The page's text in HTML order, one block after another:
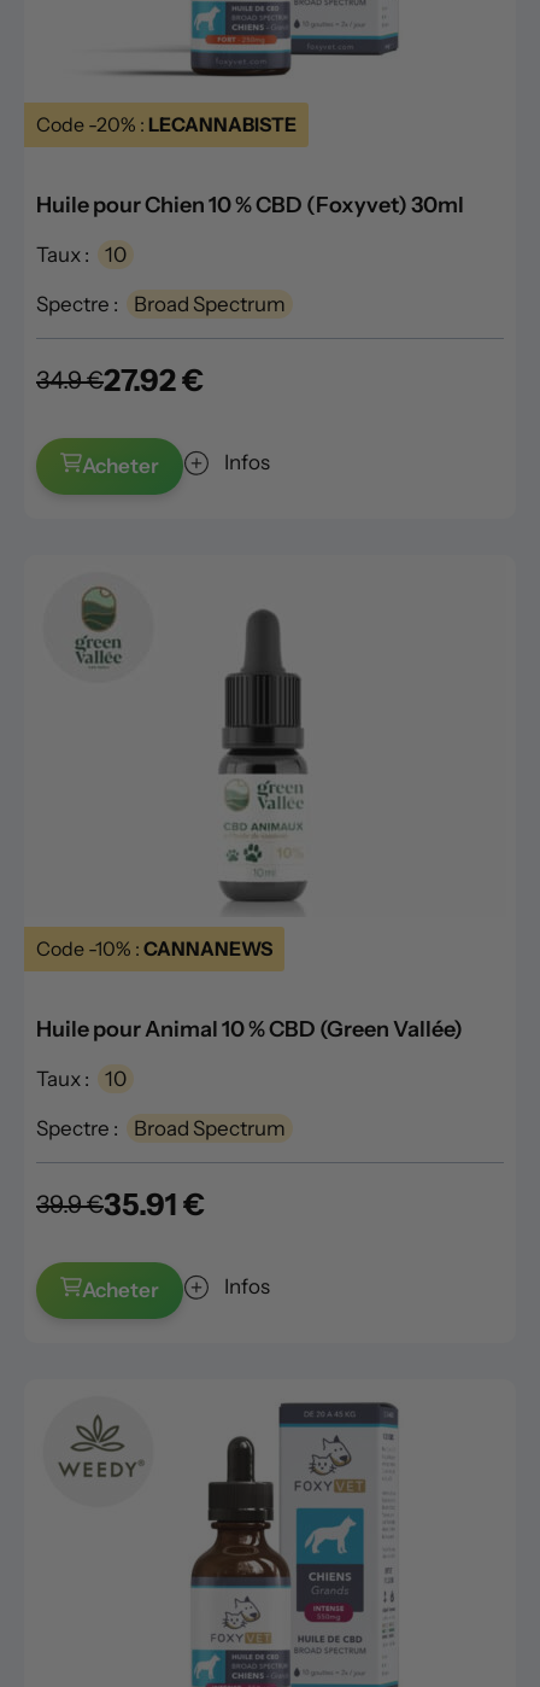
Code -20% : LECANNABISTE
Huile pour Chien 10 % CBD (Foxyvet) 30ml
Taux : 10
Spectre : Broad Spectrum
34.9 €27.92 €
Acheter Infos
Code -10% : CANNANEWS
Huile pour Animal 10 % CBD (Green Vallée)
Taux : 10
Spectre : Broad Spectrum
39.9 €35.91 €
Acheter Infos